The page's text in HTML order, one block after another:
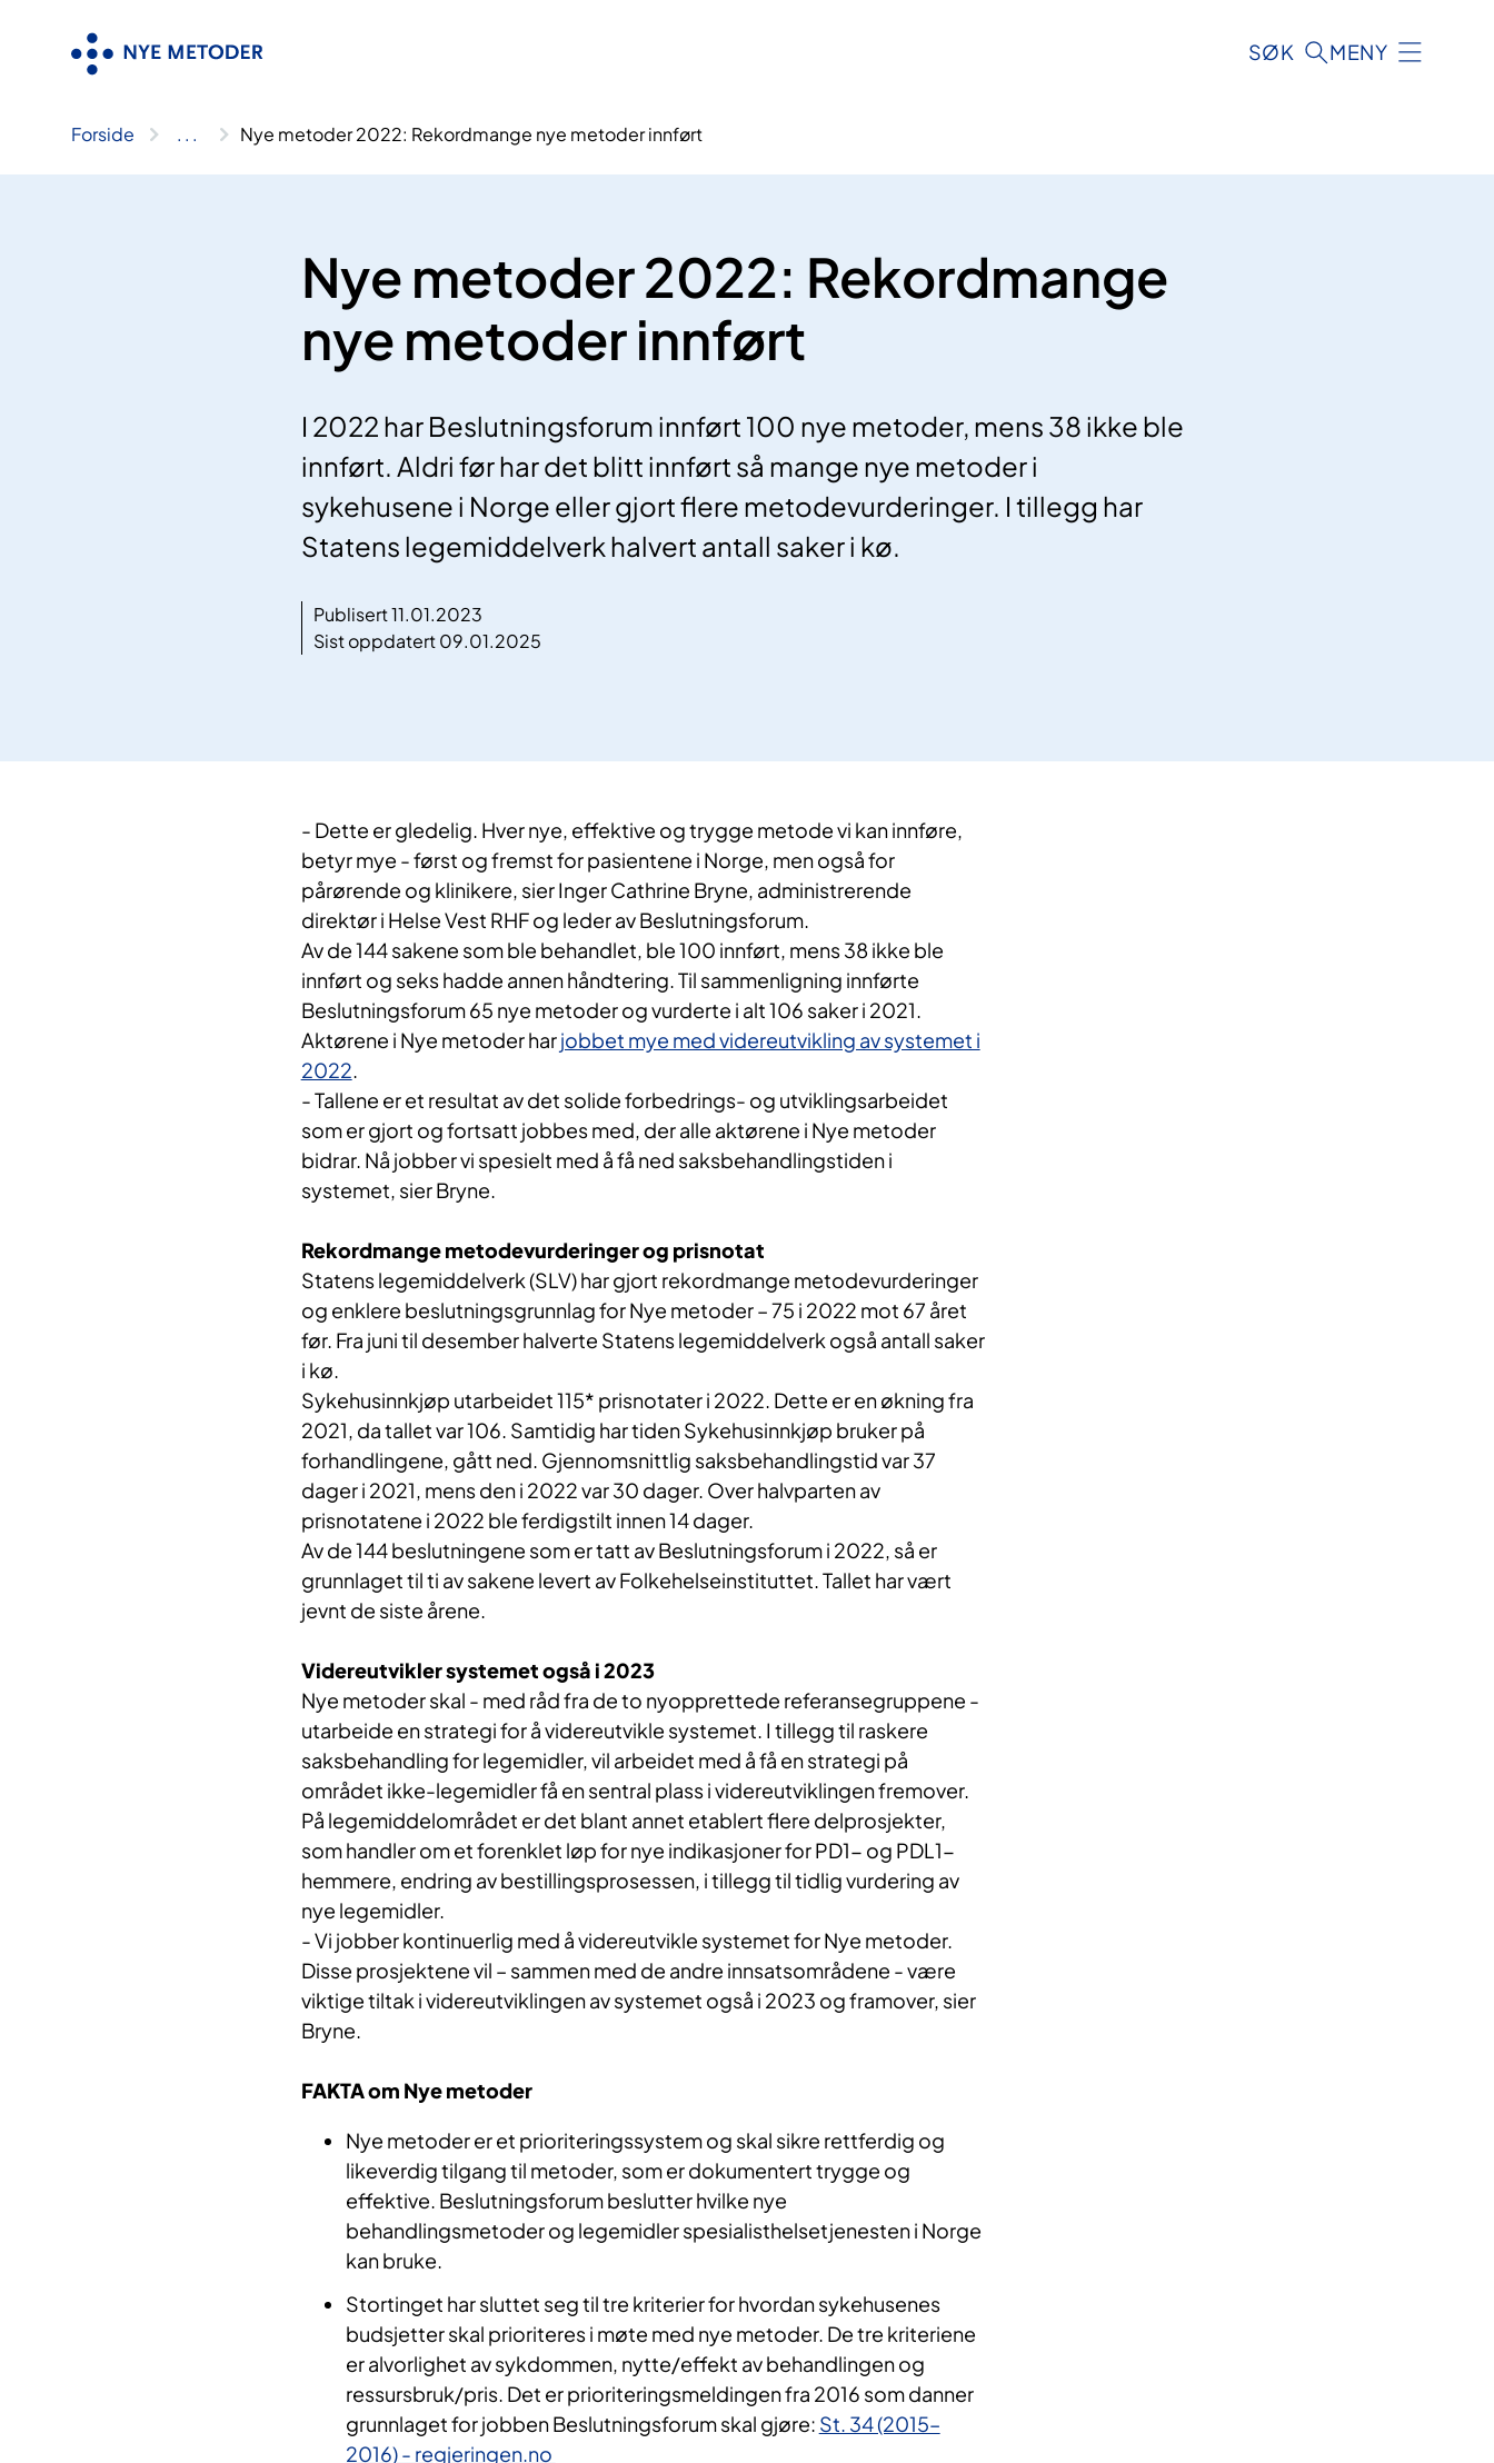
SØK MENY
Forside .. . Nye metoder 2022: Rekordmange nye metoder innført
Nye metoder 2022: Rekordmange
nye metoder innført
I 2022 har Beslutningsforum innført 100 nye metoder, mens 38 ikke ble
innført. Aldri før har det blitt innført så mange nye metoder i
sykehusene i Norge eller gjort flere metodevurderinger. I tillegg har
Statens legemiddelverk halvert antall saker i kø.
Publisert 11.01.2023
Sist oppdatert 09.01.2025
​​​​​- Dette er gledelig. Hver nye, effektive og trygge metode vi kan innføre,
betyr mye - først og fremst for pasientene i Norge, men også for
pårørende og klinikere, sier Inger Cathrine Bryne, administrerende
direktør i Helse Vest RHF og leder av Beslutningsforum.
Av de 144 sakene som ble behandlet, ble 100 innført, mens 38 ikke ble
innført og seks hadde annen håndtering. Til sammenligning innførte
Beslutningsforum 65 nye metoder og vurderte i alt 106 saker i 2021.
Aktørene i Nye metoder harjobbet mye med videreutvikling av systemet i
2022.
- Tallene er et resultat av det solide forbedrings- og utviklingsarbeidet
som er gjort og fortsatt jobbes med, der alle aktørene i Nye metoder
bidrar. Nå jobber vi spesielt med å få ned saksbehandlingstiden i
systemet, sier Bryne.
Rekordmange metodevurderinger og prisnotat
Statens legemiddelverk (SLV) har gjort rekordmange metodevurderinger
og enklere beslutningsgrunnlag for Nye metoder – 75 i 2022 mot 67 året
før. Fra juni til desember halverte Statens legemiddelverk også antall saker
i kø.
Sykehusinnkjøp utarbeidet 115* prisnotater i 2022. Dette er en økning fra
2021, da tallet var 106. Samtidig har tiden Sykehusinnkjøp bruker på
forhandlingene, gått ned. Gjennomsnittlig saksbehandlingstid var 37
dager i 2021, mens den i 2022 var 30 dager. Over halvparten av
prisnotatene i 2022 ble ferdigstilt innen 14 dager.
Av de 144 beslutningene som er tatt av Beslutningsforum i 2022, så er
grunnlaget til ti av sakene levert av Folkehelseinstituttet. Tallet har vært
jevnt de siste årene.
Videreutvikler systemet også i 2023
Nye metoder skal - med råd fra de to nyopprettede referansegruppene -
utarbeide en strategi for å videreutvikle systemet. I tillegg til raskere
saksbehandling for legemidler, vil arbeidet med å få en strategi på
området ikke-legemidler få en sentral plass i videreutviklingen fremover.
På legemiddelområdet er det blant annet etablert flere delprosjekter,
som handler om et forenklet løp for nye indikasjoner for PD1- og PDL1-
hemmere, endring av bestillingsprosessen, i tillegg til tidlig vurdering av
nye legemidler.
- Vi jobber kontinuerlig med å videreutvikle systemet for Nye metoder.
Disse prosjektene vil – sammen med de andre innsatsområdene - være
viktige tiltak i videreutviklingen av systemet også i 2023 og framover, sier
Bryne.
FAKTA om Nye metoder
Nye metoder er et prioriteringssystem og skal sikre rettferdig og
likeverdig tilgang til metoder, som er dokumentert trygge og
effektive. Beslutningsforum beslutter hvilke nye
behandlingsmetoder og legemidler spesialisthelsetjenesten i Norge
kan bruke.
Stortinget har sluttet seg til tre kriterier for hvordan sykehusenes
budsjetter skal prioriteres i møte med nye metoder. De tre kriteriene
er alvorlighet av sykdommen, nytte/effekt av behandlingen og
ressursbruk/pris. Det er prioriteringsmeldingen fra 2016 som danner
grunnlaget for jobben Beslutningsforum skal gjøre: St. 34 (2015–
2016) - regjeringen.no